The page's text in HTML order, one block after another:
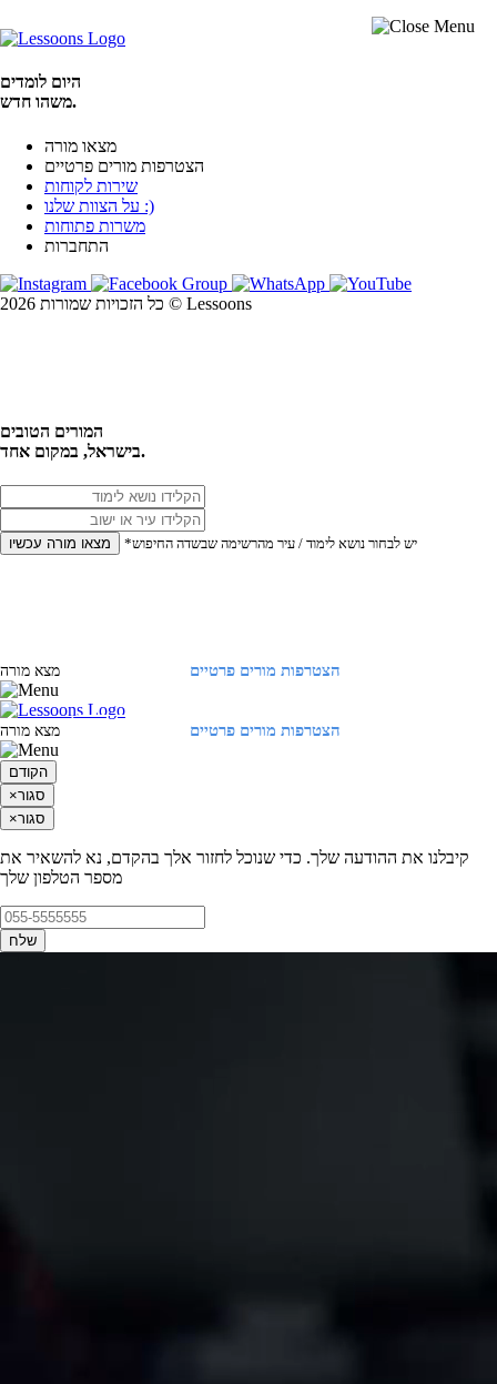
היום לומדים
משהו חדש.
מצאו מורה
הצטרפות מורים פרטיים
שירות לקוחות
על הצוות שלנו :)
משרות פתוחות
התחברות
כל הזכויות שמורות 2026 © Lessoons
המורים הטובים
בישראל, במקום אחד.
מצאו מורה עכשיו *יש לבחור נושא לימוד / עיר מהרשימה שבשדה החיפוש
הצטרפות מורים פרטיים מצא מורה
הצטרפות מורים פרטיים מצא מורה
הקודם
×סגור
×סגור
קיבלנו את ההודעה שלך. כדי שנוכל לחזור אלך בהקדם, נא להשאיר את
מספר הטלפון שלך
שלח